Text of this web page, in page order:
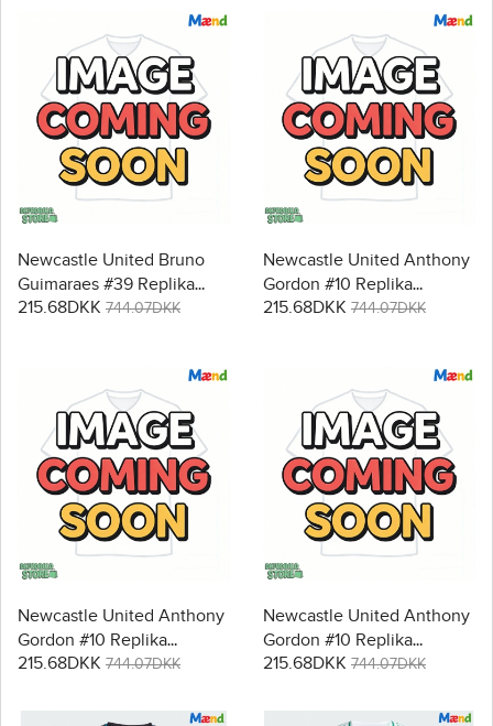
Newcastle United Bruno
Guimaraes #39 Replika
Tredjetrøje 2026-27
215.68DKK 744.07DKK
Newcastle United Anthony
Gordon #10 Replika
Hjemmebanetrøje 2026-27
215.68DKK 744.07DKK
Newcastle United Anthony
Gordon #10 Replika
Udebanetrøje 2026-27
215.68DKK 744.07DKK
Newcastle United Anthony
Gordon #10 Replika
Tredjetrøje 2026-27
215.68DKK 744.07DKK